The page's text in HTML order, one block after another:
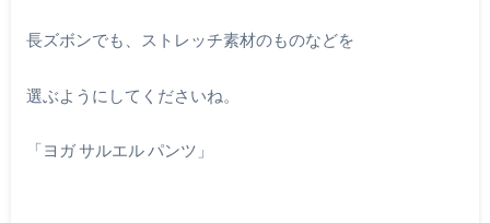
長ズボンでも、ストレッチ素材のものなどを
選ぶようにしてくださいね。
「ヨガ サルエル パンツ」